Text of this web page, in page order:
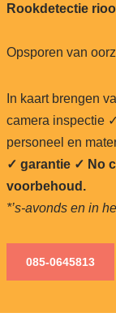
Rookdetectie
Opsporen van
In kaart brengen
camera inspectie
personeel en
✓ garantie ✓ No
voorbehoud.
*’s-avonds en in
085-0645813